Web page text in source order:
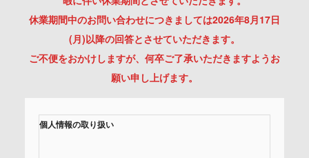
休業期間中のお問い合わせにつきましては2026年8月17日
(月)以降の回答とさせていただきます。
ご不便をおかけしますが、何卒ご了承いただきますようお
願い申し上げます。
個人情報の取り扱い